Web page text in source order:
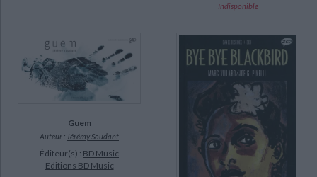
Indisponible
Guem
Auteur : Jérémy Soudant
Éditeur(s) : BD Music
Editions BD Music